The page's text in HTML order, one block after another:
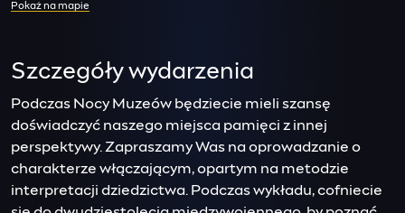
Pokaż na mapie
Szczegóły wydarzenia
Podczas Nocy Muzeów będziecie mieli szansę
doświadczyć naszego miejsca pamięci z innej
perspektywy. Zapraszamy Was na oprowadzanie o
charakterze włączającym, opartym na metodzie
interpretacji dziedzictwa. Podczas wykładu, cofniecie